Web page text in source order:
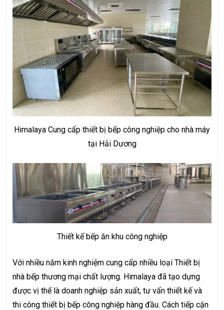
Himalaya Cung cấp thiết bị bếp công nghiệp cho nhà máy
tại Hải Dương
Thiết kế bếp ăn khu công nghiệp
Với nhiều năm kinh nghiệm cung cấp nhiều loại Thiết bị
nhà bếp thương mại chất lượng. Himalaya đã tạo dựng
được vị thế là doanh nghiệp sản xuất, tư vấn thiết kế và
thi công thiết bị bếp công nghiệp hàng đầu. Cách tiếp cận